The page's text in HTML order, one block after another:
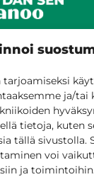
tarjoamiseksi
ja/tai
tietoja, kuten
tällä sivustolla.
voi
ja
Siilinjärvi 2025
palautetta
verkossa
ja